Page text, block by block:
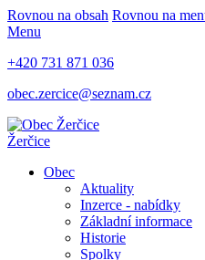
Rovnou na obsah Rovnou na
Menu
+420 731 871 036
obec.zercice@seznam.cz
Žerčice
Obec
Aktuality
Inzerce - nabídky
Základní informace
Historie
Spolky